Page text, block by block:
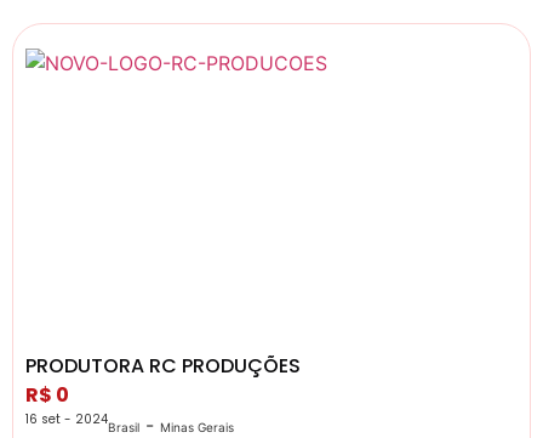
PRODUTORA RC PRODUÇÕES
R$ 0
16 set - 2024Brasil - Minas Gerais